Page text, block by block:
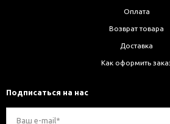
Оплата
Возврат товара
Доставка
Как оформить
Подписаться на нас